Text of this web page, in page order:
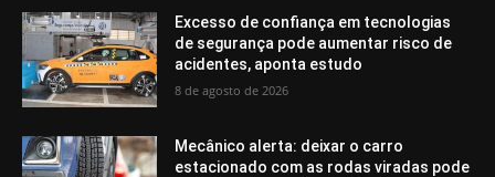
Excesso de confiança em tecnologias
de segurança pode aumentar risco de
acidentes, aponta estudo
8 de agosto de 2026
Mecânico alerta: deixar o carro
estacionado com as rodas viradas pode